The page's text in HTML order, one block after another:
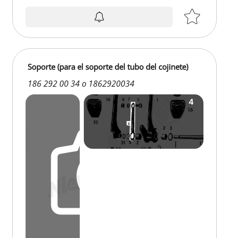
Soporte (para el soporte del tubo del cojinete)
186 292 00 34 o 1862920034